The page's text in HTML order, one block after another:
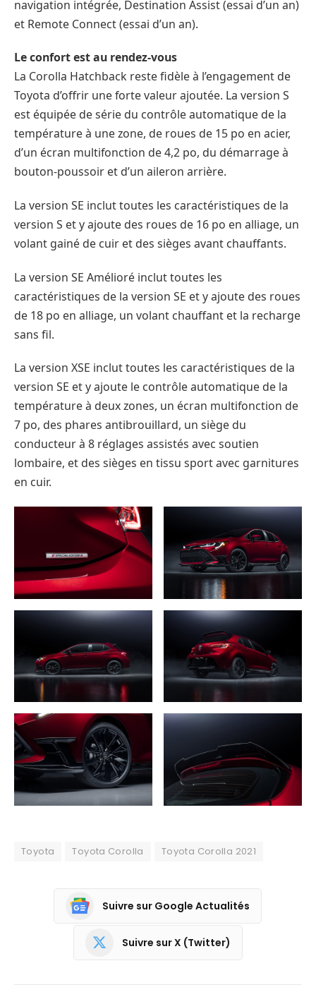
navigation intégrée, Destination Assist (essai d’un an)
et Remote Connect (essai d’un an).
Le confort est au rendez-vous
La Corolla Hatchback reste fidèle à l’engagement de
Toyota d’offrir une forte valeur ajoutée. La version S
est équipée de série du contrôle automatique de la
température à une zone, de roues de 15 po en acier,
d’un écran multifonction de 4,2 po, du démarrage à
bouton-poussoir et d’un aileron arrière.
La version SE inclut toutes les caractéristiques de la
version S et y ajoute des roues de 16 po en alliage, un
volant gainé de cuir et des sièges avant chauffants.
La version SE Amélioré inclut toutes les
caractéristiques de la version SE et y ajoute des roues
de 18 po en alliage, un volant chauffant et la recharge
sans fil.
La version XSE inclut toutes les caractéristiques de la
version SE et y ajoute le contrôle automatique de la
température à deux zones, un écran multifonction de
7 po, des phares antibrouillard, un siège du
conducteur à 8 réglages assistés avec soutien
lombaire, et des sièges en tissu sport avec garnitures
en cuir.
Toyota Toyota Corolla Toyota Corolla 2021
Suivre sur Google Actualités
Suivre sur X (Twitter)